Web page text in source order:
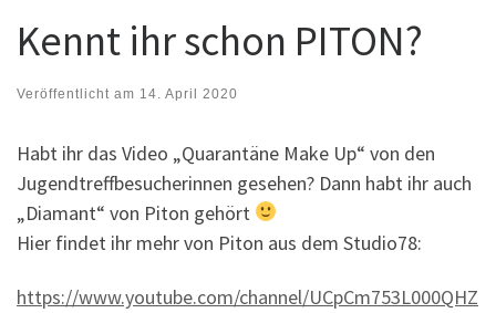
Kennt ihr schon PITON?
Veröffentlicht am 14. April 2020
Habt ihr das Video „Quarantäne Make Up“ von den
Jugendtreffbesucherinnen gesehen? Dann habt ihr auch
„Diamant“ von Piton gehört
Hier findet ihr mehr von Piton aus dem Studio78:
https://www.youtube.com/channel/UCpCm753L000QHZ